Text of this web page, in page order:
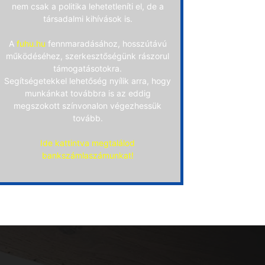
nem csak a politika lehetetleníti el, de a
társadalmi kihívások is.
A fuhu.hu fennmaradásához, hosszútávú
működéséhez, szerkesztőségünk rászorul
támogatásotokra.
Segítségetekkel lehetőség nyílik arra, hogy
munkánkat továbbra is az eddig
megszokott színvonalon végezhessük
tovább.
Ide kattintva megtalálod
bankszámlaszámunkat!